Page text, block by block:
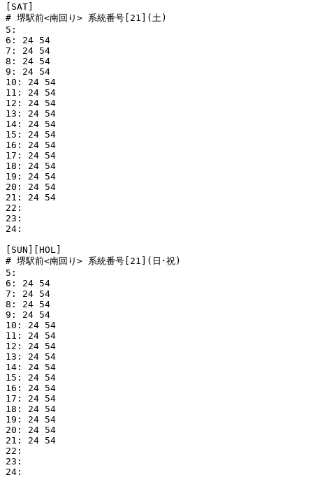
[SAT]
# 堺駅前<南回り> 系統番号[21](土)
5:
6: 24 54
7: 24 54
8: 24 54
9: 24 54
10: 24 54
11: 24 54
12: 24 54
13: 24 54
14: 24 54
15: 24 54
16: 24 54
17: 24 54
18: 24 54
19: 24 54
20: 24 54
21: 24 54
22:
23:
24:
[SUN][HOL]
# 堺駅前<南回り> 系統番号[21](日･祝)
5:
6: 24 54
7: 24 54
8: 24 54
9: 24 54
10: 24 54
11: 24 54
12: 24 54
13: 24 54
14: 24 54
15: 24 54
16: 24 54
17: 24 54
18: 24 54
19: 24 54
20: 24 54
21: 24 54
22:
23:
24: